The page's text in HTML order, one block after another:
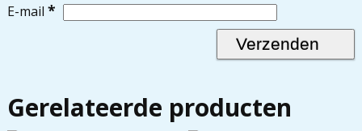
E-mail *
Gerelateerde producten